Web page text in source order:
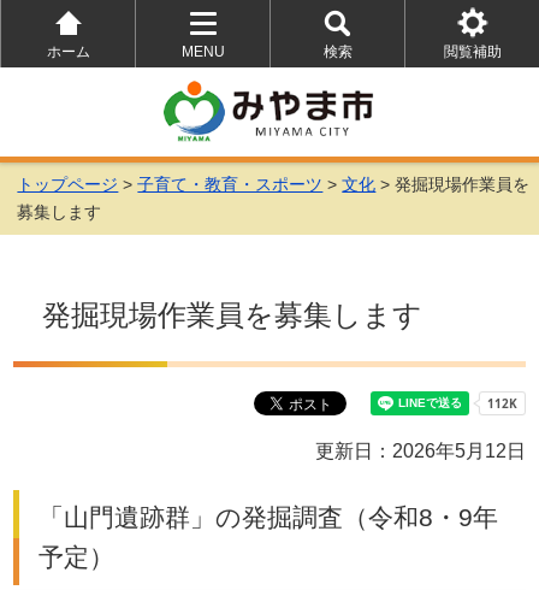
ホーム
MENU
を
開
く
検索
を
開
く
閲覧補助
を
トップページ >子育て・教育・スポーツ >文化 > 発掘現場作業員を
募集します
発掘現場作業員を募集します
更新日：2026年5月12日
「山門遺跡群」の発掘調査（令和8・9年
予定）